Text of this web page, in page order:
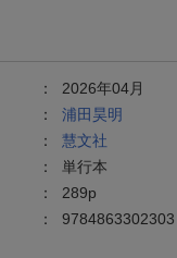
： 2026年04月
： 浦田昊明
： 慧文社
： 単行本
： 289p
： 9784863302303